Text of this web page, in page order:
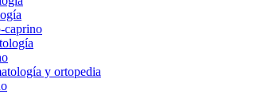
caprino
y ortopedia